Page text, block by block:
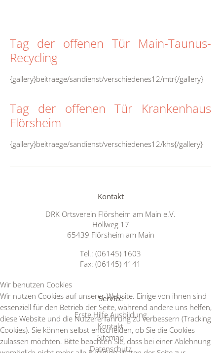
Tag der offenen Tür Main-Taunus-
Recycling
{gallery}beitraege/sandienst/verschiedenes12/mtr{/gallery}
Tag der offenen Tür Krankenhaus
Flörsheim
{gallery}beitraege/sandienst/verschiedenes12/khs{/gallery}
Kontakt
DRK Ortsverein Flörsheim am Main e.V.
Höllweg 17
65439 Flörsheim am Main
Tel.: (06145) 1603
Fax: (06145) 4141
Service
Erste Hilfe Ausbildung
Kontakt
Sitemap
Datenschutz
Wir benutzen Cookies
Wir nutzen Cookies auf unserer Website. Einige von ihnen sind
essenziell für den Betrieb der Seite, während andere uns helfen,
diese Website und die Nutzererfahrung zu verbessern (Tracking
Cookies). Sie können selbst entscheiden, ob Sie die Cookies
zulassen möchten. Bitte beachten Sie, dass bei einer Ablehnung